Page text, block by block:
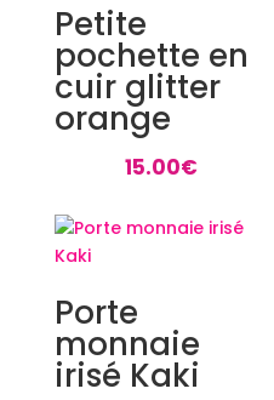
Petite
pochette en
cuir glitter
orange
15.00€
Porte
monnaie
irisé Kaki